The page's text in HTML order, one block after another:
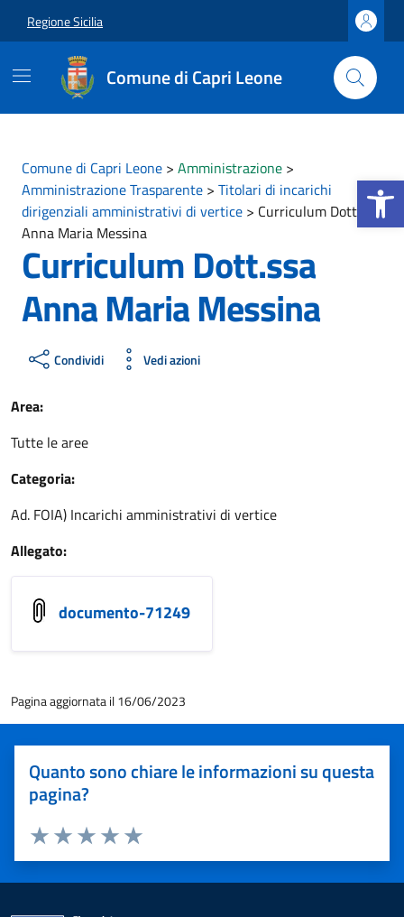
Apri la
Regione Sicilia
Comune di Capri Leone
Comune di Capri Leone > Amministrazione >
Amministrazione Trasparente > Titolari di incarichi
dirigenziali amministrativi di vertice > Curriculum Dott.ssa
Anna Maria Messina
Curriculum Dott.ssa
Anna Maria Messina
Condividi Vedi azioni
Area:
Tutte le aree
Categoria:
Ad. FOIA) Incarichi amministrativi di vertice
Allegato:
documento-71249
Pagina aggiornata il 16/06/2023
Quanto sono chiare le informazioni su questa
pagina?
Valuta 5 stelle su 5
Valuta 4 stelle su 5
Valuta 3 stelle su 5
Valuta 2 stelle su 5
Valuta 1 stelle su 5